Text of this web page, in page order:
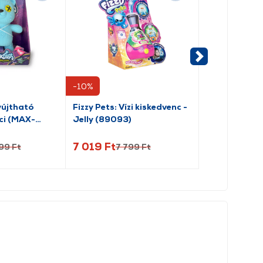
(MAX-
Ft
-10%
Fizzy Pets: Vízi kiskedvenc -
Jelly (89093)
7 019 Ft7 799 Ft